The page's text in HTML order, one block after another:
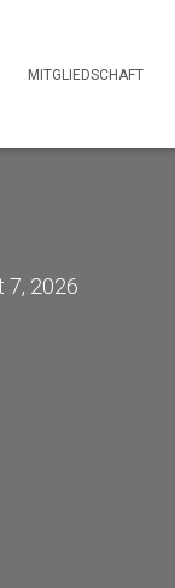
MITGLIEDSCHAFT
7, 2026